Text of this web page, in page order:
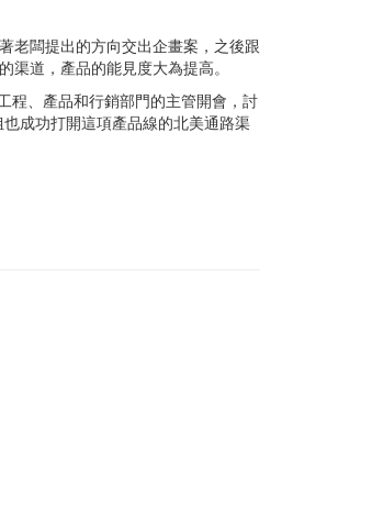
老闆提出的方向交出企畫案，之後跟
道，產品的能見度大為提高。
程、產品和行銷部門的主管開會，討
成功打開這項產品線的北美通路渠